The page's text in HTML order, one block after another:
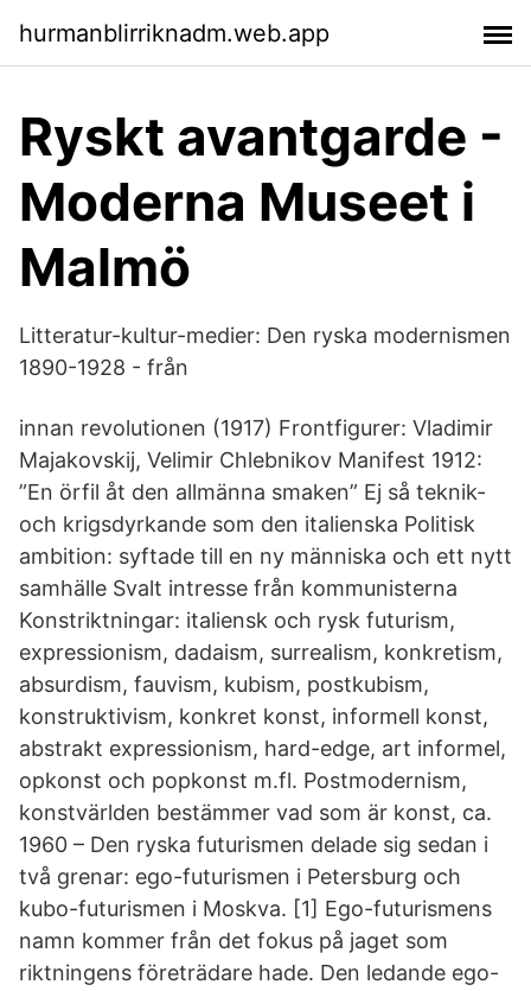
hurmanblirriknadm.web.app
Ryskt avantgarde -
Moderna Museet i
Malmö
Litteratur-kultur-medier: Den ryska modernismen
1890-1928 - från
innan revolutionen (1917) Frontfigurer: Vladimir
Majakovskij, Velimir Chlebnikov Manifest 1912:
”En örfil åt den allmänna smaken” Ej så teknik-
och krigsdyrkande som den italienska Politisk
ambition: syftade till en ny människa och ett nytt
samhälle Svalt intresse från kommunisterna
Konstriktningar: italiensk och rysk futurism,
expressionism, dadaism, surrealism, konkretism,
absurdism, fauvism, kubism, postkubism,
konstruktivism, konkret konst, informell konst,
abstrakt expressionism, hard-edge, art informel,
opkonst och popkonst m.fl. Postmodernism,
konstvärlden bestämmer vad som är konst, ca.
1960 – Den ryska futurismen delade sig sedan i
två grenar: ego-futurismen i Petersburg och
kubo-futurismen i Moskva. [1] Ego-futurismens
namn kommer från det fokus på jaget som
riktningens företrädare hade. Den ledande ego-